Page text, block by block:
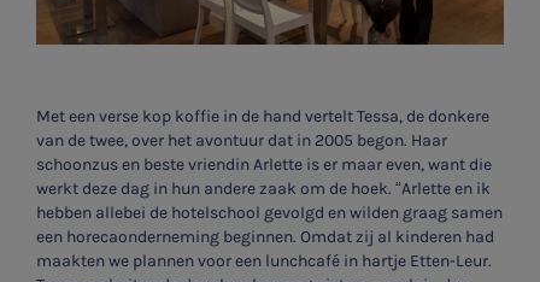
Met een verse kop koffie in de hand vertelt Tessa, de donkere
van de twee, over het avontuur dat in 2005 begon. Haar
schoonzus en beste vriendin Arlette is er maar even, want die
werkt deze dag in hun andere zaak om de hoek. “Arlette en ik
hebben allebei de hotelschool gevolgd en wilden graag samen
een horecaonderneming beginnen. Omdat zij al kinderen had
maakten we plannen voor een lunchcafé in hartje Etten-Leur.